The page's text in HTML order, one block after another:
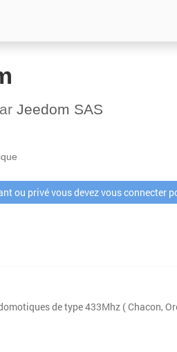
Jeedom SAS
ou privé vous devez vous connecter
de type 433Mhz ( Chacon,